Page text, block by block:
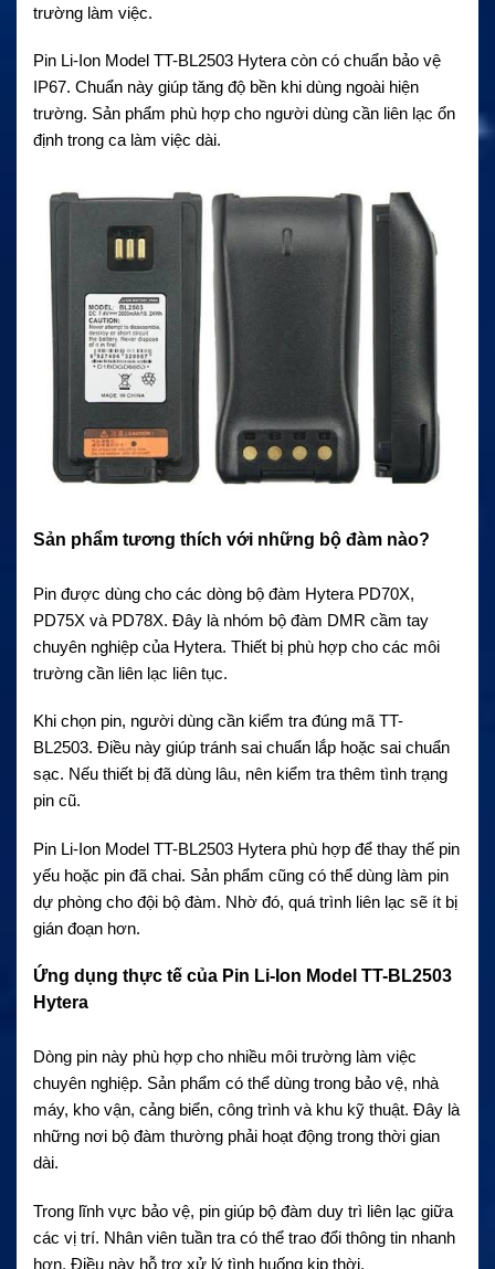
trường làm việc.
Pin Li-Ion Model TT-BL2503 Hytera còn có chuẩn bảo vệ
IP67. Chuẩn này giúp tăng độ bền khi dùng ngoài hiện
trường. Sản phẩm phù hợp cho người dùng cần liên lạc ổn
định trong ca làm việc dài.
Sản phẩm tương thích với những bộ đàm nào?
Pin được dùng cho các dòng bộ đàm Hytera PD70X,
PD75X và PD78X. Đây là nhóm bộ đàm DMR cầm tay
chuyên nghiệp của Hytera. Thiết bị phù hợp cho các môi
trường cần liên lạc liên tục.
Khi chọn pin, người dùng cần kiểm tra đúng mã TT-
BL2503. Điều này giúp tránh sai chuẩn lắp hoặc sai chuẩn
sạc. Nếu thiết bị đã dùng lâu, nên kiểm tra thêm tình trạng
pin cũ.
Pin Li-Ion Model TT-BL2503 Hytera phù hợp để thay thế pin
yếu hoặc pin đã chai. Sản phẩm cũng có thể dùng làm pin
dự phòng cho đội bộ đàm. Nhờ đó, quá trình liên lạc sẽ ít bị
gián đoạn hơn.
Ứng dụng thực tế của Pin Li-Ion Model TT-BL2503
Hytera
Dòng pin này phù hợp cho nhiều môi trường làm việc
chuyên nghiệp. Sản phẩm có thể dùng trong bảo vệ, nhà
máy, kho vận, cảng biển, công trình và khu kỹ thuật. Đây là
những nơi bộ đàm thường phải hoạt động trong thời gian
dài.
Trong lĩnh vực bảo vệ, pin giúp bộ đàm duy trì liên lạc giữa
các vị trí. Nhân viên tuần tra có thể trao đổi thông tin nhanh
hơn. Điều này hỗ trợ xử lý tình huống kịp thời.